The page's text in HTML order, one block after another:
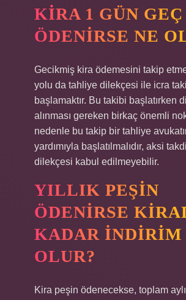
KIRA 1 GÜN GEÇ
ÖDENIRSE NE
Gecikmiş kira ödemesini takip
yolu da tahliye dilekçesi ile icra
başlamaktır. Bu takibi başlatırken
alınması gereken birkaç önemli
nedenle bu takip bir tahliye
yardımıyla başlatılmalıdır, aksi
dilekçesi kabul edilmeyebilir.
YILLIK PEŞIN
ÖDENIRSE
KADAR INDIRIM
OLUR?
Kira peşin ödenecekse, toplam